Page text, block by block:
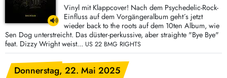
Vinyl mit Klappcover! Nach dem Psychedelic-Rock-
Einfluss auf dem Vorgängeralbum geht´s jetzt
wieder back to the roots auf dem 10ten Album, wie
Sen Dog unterstreicht. Das düster-perkussive, aber straighte "Bye Bye"
feat. Dizzy Wright weist... US 22 BMG RIGHTS
Donnerstag, 22. Mai 2025